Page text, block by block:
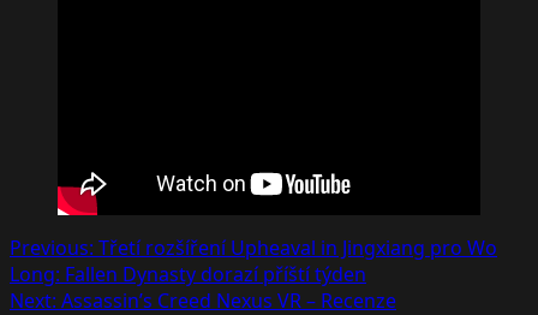
Post
navigation
Previous: Třetí rozšíření Upheaval in Jingxiang pro Wo
Long: Fallen Dynasty dorazí příští týden
Next: Assassin’s Creed Nexus VR – Recenze